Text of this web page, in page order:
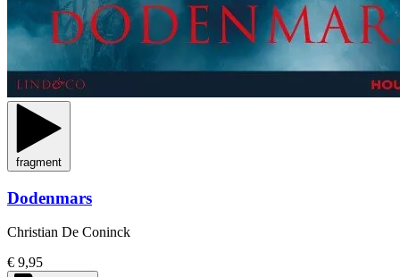
fragment
Dodenmars
Christian De Coninck
€ 9,95